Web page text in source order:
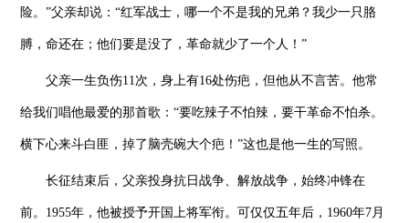
险。”父亲却说：“红军战士，哪一个不是我的兄弟？我少一只胳
膊，命还在；他们要是没了，革命就少了一个人！”
父亲一生负伤11次，身上有16处伤疤，但他从不言苦。他常
给我们唱他最爱的那首歌：“要吃辣子不怕辣，要干革命不怕杀。
横下心来斗白匪，掉了脑壳碗大个疤！”这也是他一生的写照。
长征结束后，父亲投身抗日战争、解放战争，始终冲锋在
前。1955年，他被授予开国上将军衔。可仅仅五年后，1960年7月